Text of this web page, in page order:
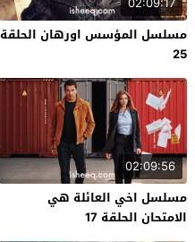
مسلسل المؤسس اورهان الحلقة
25
02:09:56
مسلسل اخي العائلة هي
الامتحان الحلقة 17